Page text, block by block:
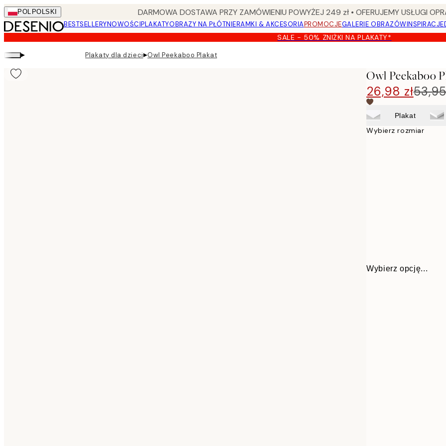
Skip
to
main
content.
POL POLSKI DARMOWA DOSTAWA PRZY ZAMÓWIENIU POWYŻEJ 249 zł • OFERUJEMY USŁUGI
BESTSELLERYNOWOŚCIPLAKATYOBRAZY NA PŁÓTNIERAMKI & AKCESORIAPROMOCJEGALERIE OBRAZÓWINSPIRACJE
SALE - 50% ZNIŻKI NA PLAKATY*
▸ Plakaty dla dzieci▸Owl Peekaboo Plakat
Owl Peekaboo
26,98 zł
Plakat
Wybierz rozmiar
Wybierz opcję...